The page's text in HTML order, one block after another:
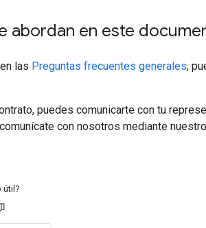
abordan en este
las Preguntas frecuentes generales,
puedes comunicarte con tu
con nosotros mediante nuestro
útil?